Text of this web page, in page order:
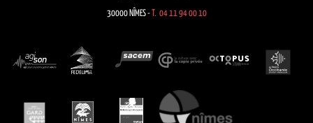
30000 NÎMES -T. 04 11 94 00 10